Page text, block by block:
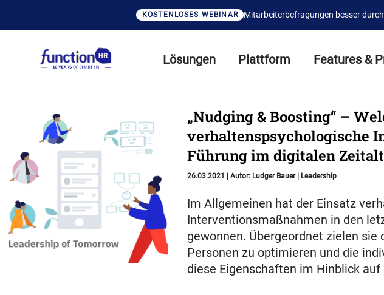
Lösungen Plattform Features &
„Nudging & Boosting“ –
verhaltenspsychologische
Führung im digitalen
26.03.2021 Autor: Ludger Bauer Leadership
Im Allgemeinen hat der Einsatz
Interventionsmaßnahmen in den
gewonnen. Übergeordnet zielen sie
Personen zu optimieren und die
diese Eigenschaften im Hinblick
KOSTENLOSES WEBINAR Mitarbeiterbefragungen besser